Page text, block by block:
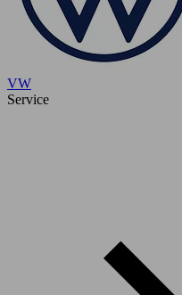
VW
Service